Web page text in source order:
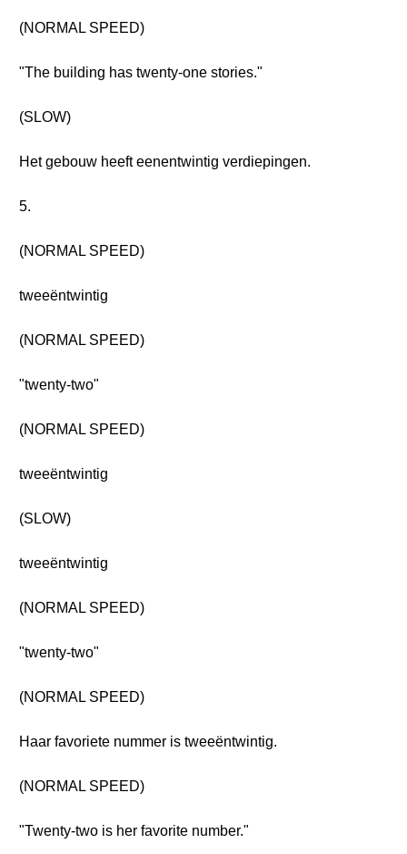
(NORMAL SPEED)
"The building has twenty-one stories."
(SLOW)
Het gebouw heeft eenentwintig verdiepingen.
5.
(NORMAL SPEED)
tweeëntwintig
(NORMAL SPEED)
"twenty-two"
(NORMAL SPEED)
tweeëntwintig
(SLOW)
tweeëntwintig
(NORMAL SPEED)
"twenty-two"
(NORMAL SPEED)
Haar favoriete nummer is tweeëntwintig.
(NORMAL SPEED)
"Twenty-two is her favorite number."